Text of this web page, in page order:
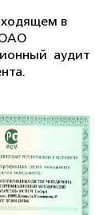
в
ОАО
аудит